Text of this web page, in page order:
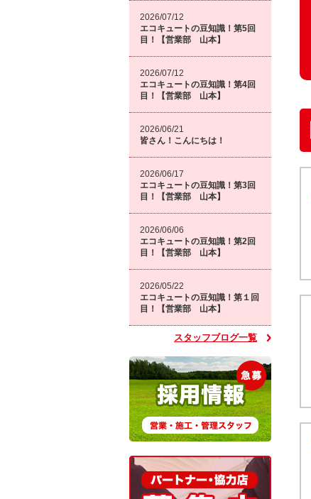
2026/07/12
エコキュートの豆知識！第5回
目！【営業部 山本】
2026/07/12
エコキュートの豆知識！第4回
目！【営業部 山本】
2026/06/21
皆さん！こんにちは！
2026/06/17
エコキュートの豆知識！第3回
目！【営業部 山本】
2026/06/06
エコキュートの豆知識！第2回
目！【営業部 山本】
2026/05/22
エコキュートの豆知識！第１回
目！【営業部 山本】
スタッフブログ一覧